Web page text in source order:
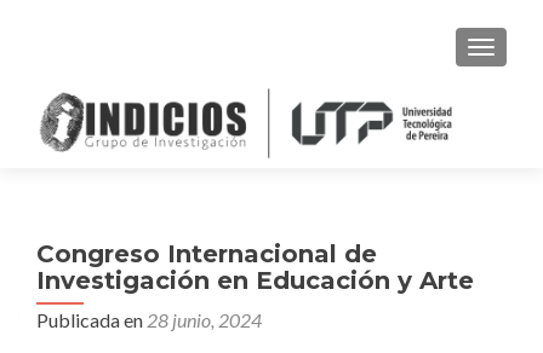
Congreso Internacional de
Investigación en Educación y Arte
Publicada en 28 junio, 2024